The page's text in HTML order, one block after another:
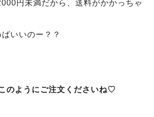
円未満だから、送料がかかっちゃ
いいのー？？
のようにご注文くださいね♡